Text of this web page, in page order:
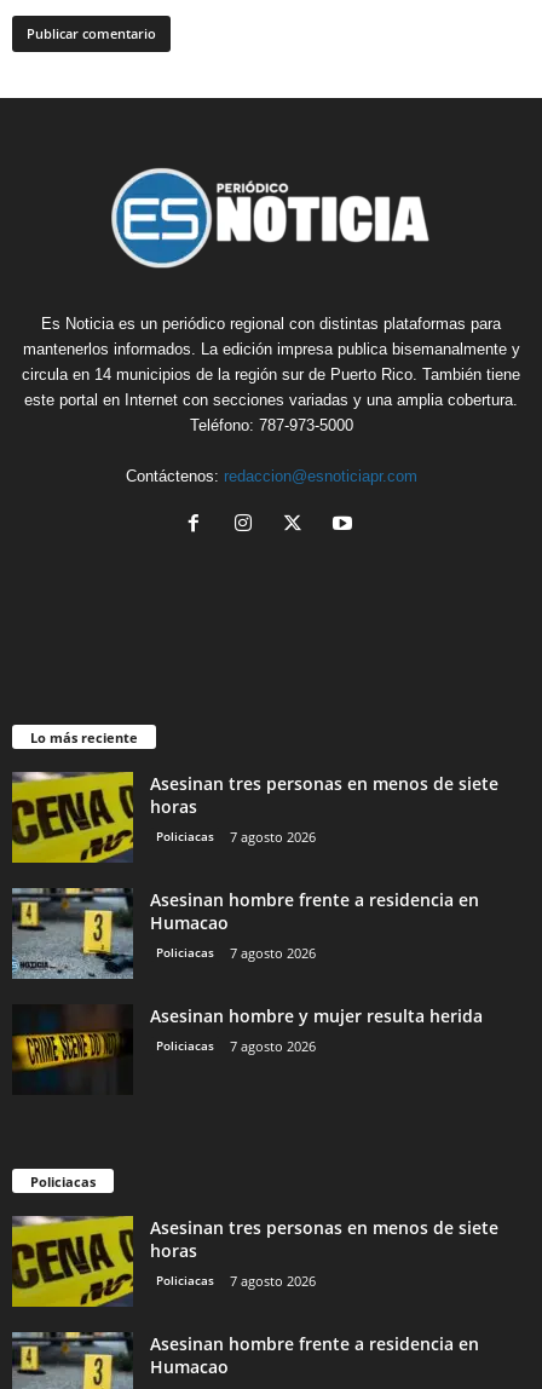
Es Noticia es un periódico regional con distintas plataformas para
mantenerlos informados. La edición impresa publica bisemanalmente y
circula en 14 municipios de la región sur de Puerto Rico. También tiene
este portal en Internet con secciones variadas y una amplia cobertura.
Teléfono: 787-973-5000
Contáctenos: redaccion@esnoticiapr.com
Lo más reciente
Asesinan tres personas en menos de siete
horas
Policiacas 7 agosto 2026
Asesinan hombre frente a residencia en
Humacao
Policiacas 7 agosto 2026
Asesinan hombre y mujer resulta herida
Policiacas 7 agosto 2026
Policiacas
Asesinan tres personas en menos de siete
horas
Policiacas 7 agosto 2026
Asesinan hombre frente a residencia en
Humacao